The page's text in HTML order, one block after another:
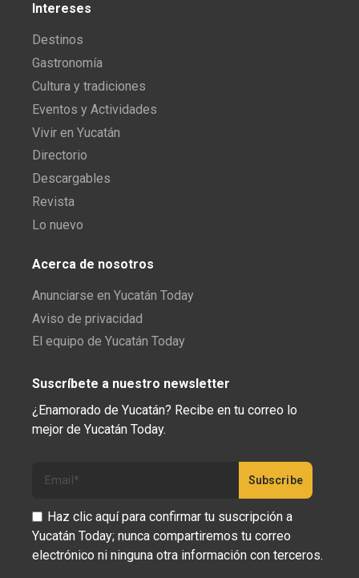
Intereses
Destinos
Gastronomía
Cultura y tradiciones
Eventos y Actividades
Vivir en Yucatán
Directorio
Descargables
Revista
Lo nuevo
Acerca de nosotros
Anunciarse en Yucatán Today
Aviso de privacidad
El equipo de Yucatán Today
Suscríbete a nuestro newsletter
¿Enamorado de Yucatán? Recibe en tu correo lo
mejor de Yucatán Today.
Haz clic aquí para confirmar tu suscripción a
Yucatán Today; nunca compartiremos tu correo
electrónico ni ninguna otra información con terceros.